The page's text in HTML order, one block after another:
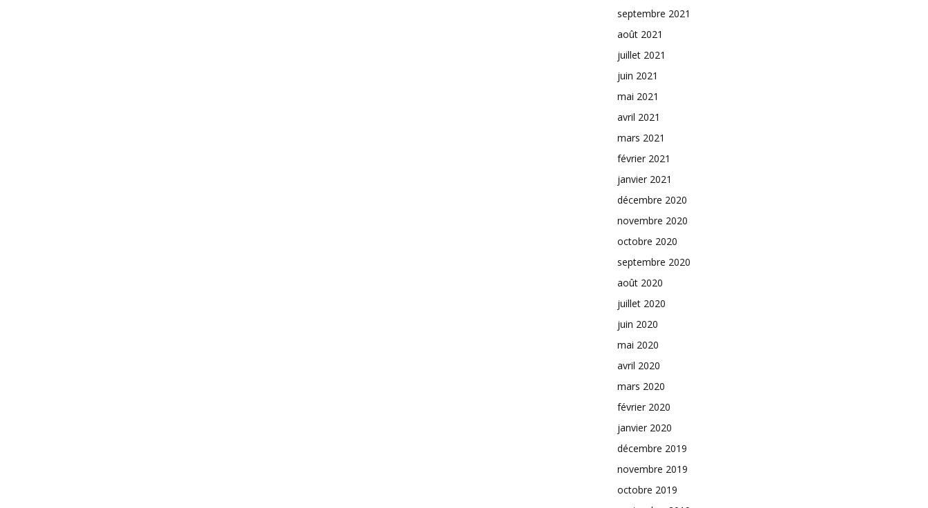
septembre 2021
août 2021
juillet 2021
juin 2021
mai 2021
avril 2021
mars 2021
février 2021
janvier 2021
décembre 2020
novembre 2020
octobre 2020
septembre 2020
août 2020
juillet 2020
juin 2020
mai 2020
avril 2020
mars 2020
février 2020
janvier 2020
décembre 2019
novembre 2019
octobre 2019